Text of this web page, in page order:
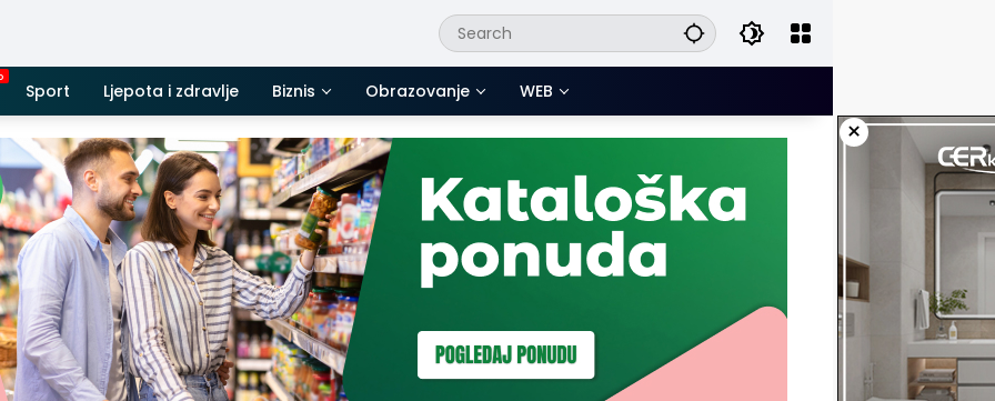
Sport Ljepota i zdravlje Biznis Obrazovanje WEB
×